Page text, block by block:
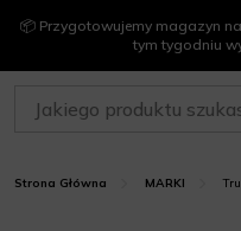
📦 Przygotowujemy magazyn
tym tygodniu
Strona Główna MARKI